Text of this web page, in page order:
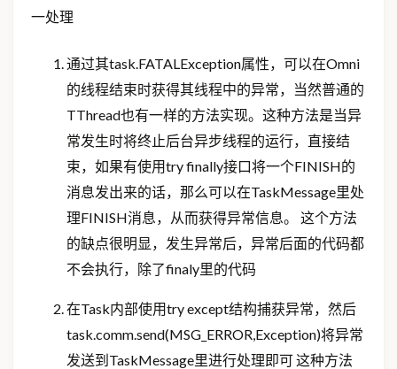
一处理
通过其task.FATALException属性，可以在Omni
的线程结束时获得其线程中的异常，当然普通的
TThread也有一样的方法实现。这种方法是当异
常发生时将终止后台异步线程的运行，直接结
束，如果有使用try finally接口将一个FINISH的
消息发出来的话，那么可以在TaskMessage里处
理FINISH消息，从而获得异常信息。 这个方法
的缺点很明显，发生异常后，异常后面的代码都
不会执行，除了finaly里的代码
在Task内部使用try except结构捕获异常，然后
task.comm.send(MSG_ERROR,Exception)将异常
发送到TaskMessage里进行处理即可 这种方法